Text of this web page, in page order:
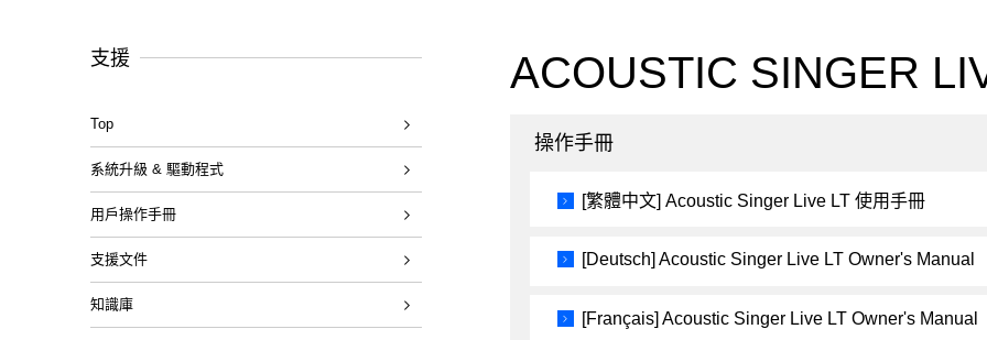
ACOUSTIC SINGER
操作手冊
[繁體中文] Acoustic Singer Live LT 使用手冊
[Deutsch] Acoustic Singer Live LT Owner's Manual
[Français] Acoustic Singer Live LT Owner's Manual
支援
Top
系統升級 & 驅動程式
用戶操作手冊
支援文件
知識庫